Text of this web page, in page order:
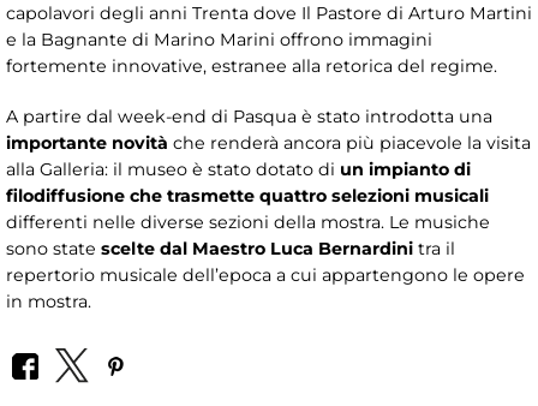
capolavori degli anni Trenta dove Il Pastore di Arturo Martini
e la Bagnante di Marino Marini offrono immagini
fortemente innovative, estranee alla retorica del regime.
A partire dal week-end di Pasqua è stato introdotta una
importante novità che renderà ancora più piacevole la visita
alla Galleria: il museo è stato dotato di un impianto di
filodiffusione che trasmette quattro selezioni musicali
differenti nelle diverse sezioni della mostra. Le musiche
sono state scelte dal Maestro Luca Bernardini tra il
repertorio musicale dell’epoca a cui appartengono le opere
in mostra.